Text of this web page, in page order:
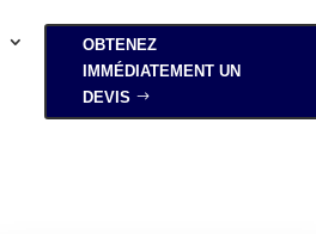
OBTENEZ
IMMÉDIATEMENT UN
DEVIS